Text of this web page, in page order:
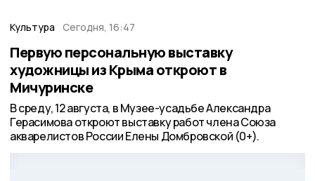
Культура Сегодня, 16:47
Первую персональную выставку
художницы из Крыма откроют в
Мичуринске
В среду, 12 августа, в Музее-усадьбе Александра
Герасимова откроют выставку работ члена Союза
акварелистов России Елены Домбровской (0+).